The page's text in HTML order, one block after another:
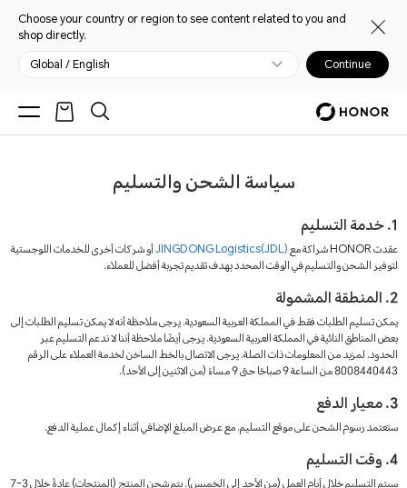
Choose your country or region to see content related to you and
shop directly.
Global / English Continue
سياسة الشحن والتسليم
1. خدمة التسليم
عقدت HONOR شراكة مع JINGDONG Logistics(JDL)أو شركات أخرى للخدمات اللوجستية
لتوفير الشحن والتسليم في الوقت المحدد بهدف تقديم تجربة أفضل للعملاء.
2. المنطقة المشمولة
يمكن تسليم الطلبات فقط في المملكة العربية السعودية. يرجى ملاحظة أنه لا يمكن تسليم الطلبات إلى
بعض المناطق النائية في المملكة العربية السعودية. يرجى أيضًا ملاحظة أننا لا ندعم التسليم عبر
الحدود. لمزيد من المعلومات ذات الصلة، يرجى الاتصال بالخط الساخن لخدمة العملاء على الرقم
8008440443 من الساعة 9 صباحًا حتى 9 مساءً (من الاثنين إلى الأحد).
3. معيار الدفع
ستعتمد رسوم الشحن على موقع التسليم، مع عرض المبلغ الإضافي أثناء إكمال عملية الدفع.
4. وقت التسليم